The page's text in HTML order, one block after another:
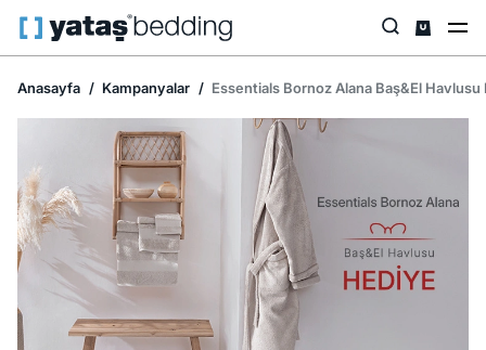
Anasayfa Kampanyalar Essentials Bornoz Alana Baş&El